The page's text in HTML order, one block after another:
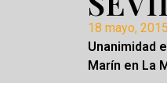
18 mayo, 2015
Unanimidad
Marín en La